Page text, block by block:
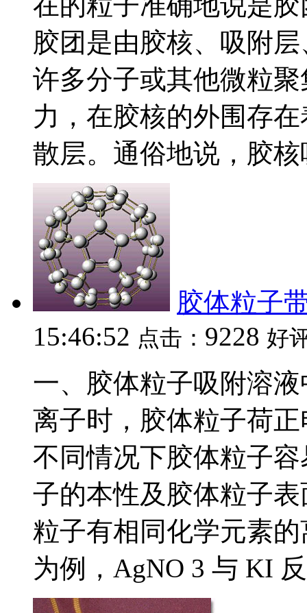
胶团是由胶核、吸附
许多分子或其他微粒
力，在胶核的外围存
散层。通俗地说，胶核
胶体粒子
15:46:52 点击： 9228 好
一、胶体粒子吸附溶
离子时，胶体粒子荷
不同情况下胶体粒子
子的本性及胶体粒子
粒子有相同化学元素
为例，AgNO 3 与 KI